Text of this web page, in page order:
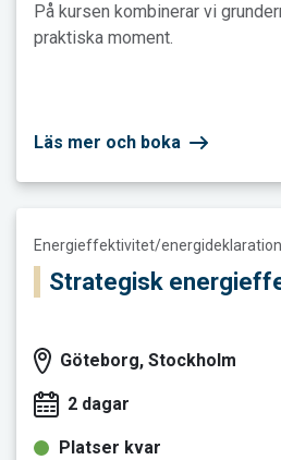
På kursen kombinerar vi
praktiska moment.
Läs mer och boka
Läs mer och boka Strategisk
Energieffektivitet/
Strategisk
Göteborg, Stockholm
2 dagar
Platser kvar